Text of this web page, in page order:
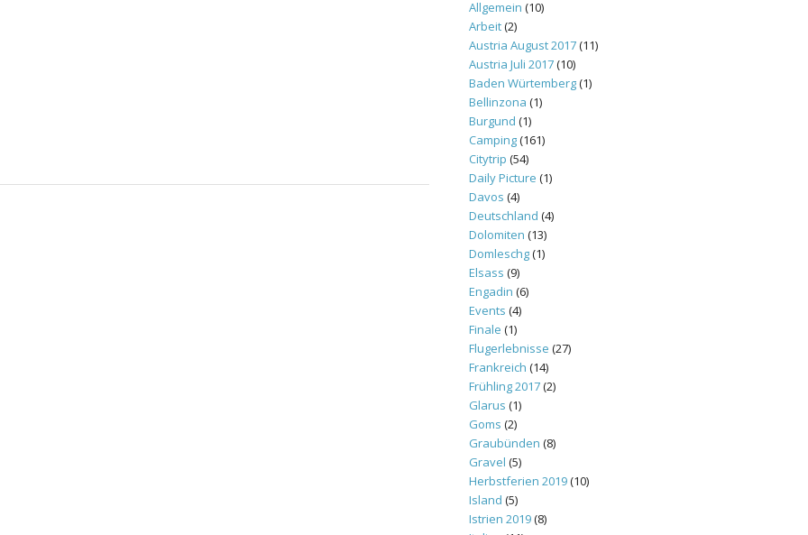
Allgemein (10)
Arbeit(2)
Austria August 2017(11)
Austria Juli 2017(10)
Baden Würtemberg(1)
Bellinzona (1)
Burgund (1)
Camping(161)
Citytrip (54)
Daily Picture (1)
Davos (4)
Deutschland (4)
Dolomiten (13)
Domleschg(1)
Elsass (9)
Engadin (6)
Events (4)
Finale (1)
Flugerlebnisse (27)
Frankreich (14)
Frühling 2017(2)
Glarus (1)
Goms (2)
Graubünden (8)
Gravel (5)
Herbstferien 2019(10)
Island (5)
Istrien 2019(8)